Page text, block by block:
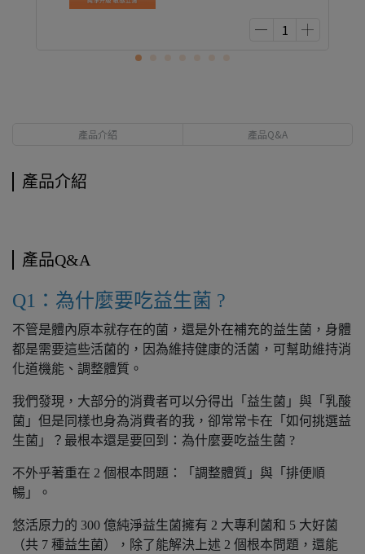
產品介紹 產品Q&A
產品介紹
產品Q&A
Q1：為什麼要吃益生菌 ?
不管是體內原本就存在的菌，還是外在補充的益生菌，身體
都是需要這些活菌的，因為維持健康的活菌，可幫助維持消
化道機能、調整體質。
我們發現，大部分的消費者可以分得出「益生菌」與「乳酸
菌」但是同樣也身為消費者的我，卻常常卡在「如何挑選益
生菌」？最根本還是要回到：為什麼要吃益生菌 ?
不外乎著重在 2 個根本問題：「調整體質」與「排便順
暢」。
悠活原力的 300 億純淨益生菌擁有 2 大專利菌和 5 大好菌
（共 7 種益生菌），除了能解決上述 2 個根本問題，還能